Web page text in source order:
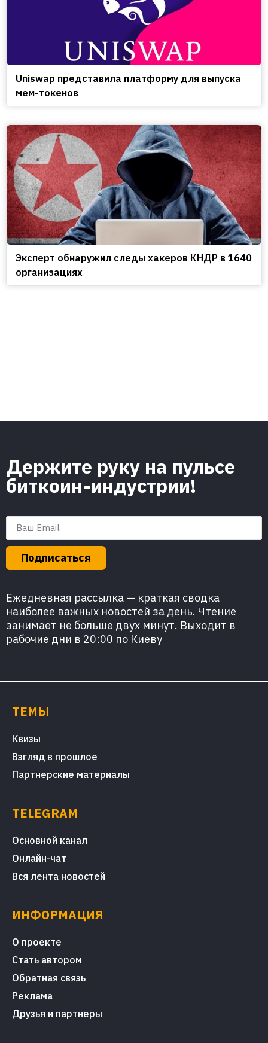
Uniswap представила платформу для выпуска
мем-токенов
Эксперт обнаружил следы хакеров КНДР в 1640
организациях
Держите руку на пульсе
биткоин-индустрии!
Подписаться
Ежедневная рассылка — краткая сводка
наиболее важных новостей за день. Чтение
занимает не больше двух минут. Выходит в
рабочие дни в 20:00 по Киеву
ТЕМЫ
Квизы
Взгляд в прошлое
Партнерские материалы
TELEGRAM
Основной канал
Онлайн-чат
Вся лента новостей
ИНФОРМАЦИЯ
О проекте
Стать автором
Обратная связь
Реклама
Друзья и партнеры